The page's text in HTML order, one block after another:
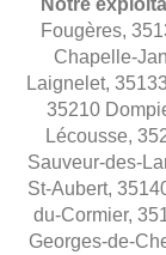
Fougères,
Chapelle-
Laignelet,
35210
Lécousse,
Sauveur-des-
St-Aubert,
du-Cormier,
Georges-de-